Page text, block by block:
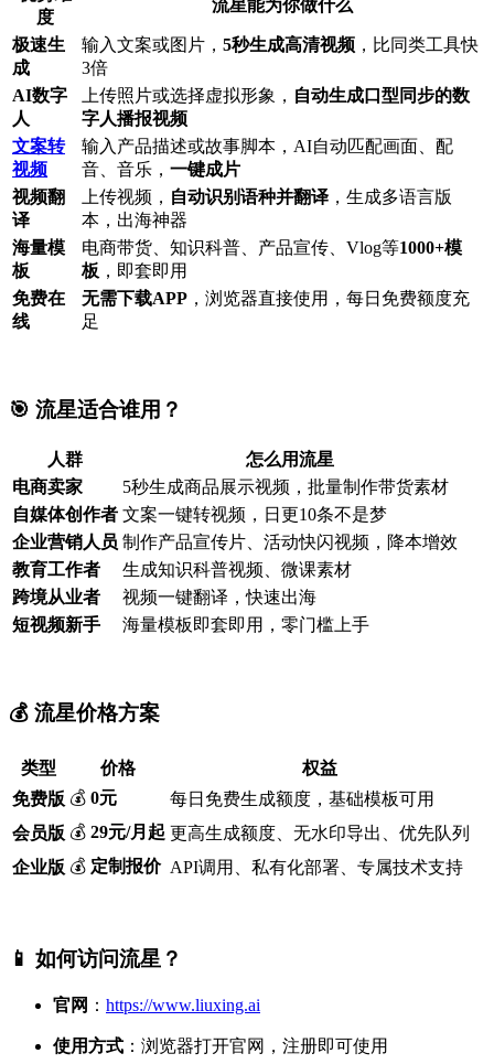
度
流星能为你做什么
极速生
成
输入文案或图片， 5秒生成高清视频 ，比同类工具快
3倍
AI数字
人
上传照片或选择虚拟形象， 自动生成口型同步的数
字人播报视频
文案转
视频
输入产品描述或故事脚本，AI自动匹配画面、配
音、音乐， 一键成片
视频翻
译
上传视频， 自动识别语种并翻译 ，生成多语言版
本，出海神器
海量模
板
电商带货、知识科普、产品宣传、Vlog等1000+模
板 ，即套即用
免费在
线
无需下载APP ，浏览器直接使用，每日免费额度充
足
🎯 流星适合谁用？
人群
怎么用流星
电商卖家
5秒生成商品展示视频，批量制作带货素材
自媒体创作者 文案一键转视频，日更10条不是梦
企业营销人员 制作产品宣传片、活动快闪视频，降本增效
教育工作者
生成知识科普视频、微课素材
跨境从业者
视频一键翻译，快速出海
短视频新手
海量模板即套即用，零门槛上手
💰 流星价格方案
类型 价格
权益
免费版 💰 0元
每日免费生成额度，基础模板可用
会员版 💰 29元/月起 更高生成额度、无水印导出、优先队列
企业版 💰 定制报价 API调用、私有化部署、专属技术支持
📱 如何访问流星？
官网 ： https://www.liuxing.ai
使用方式 ：浏览器打开官网，注册即可使用